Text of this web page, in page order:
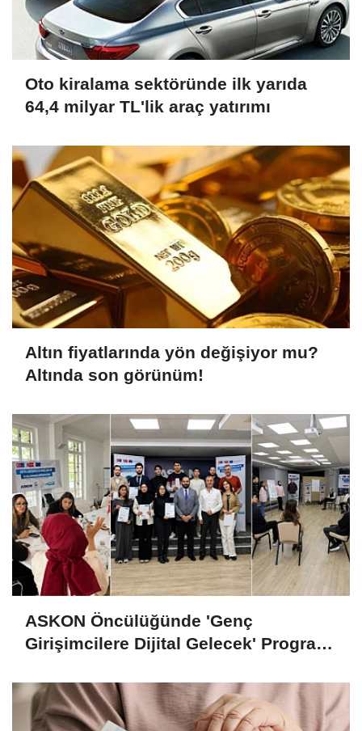
Oto kiralama sektöründe ilk yarıda
64,4 milyar TL'lik araç yatırımı
Altın fiyatlarında yön değişiyor mu?
Altında son görünüm!
ASKON Öncülüğünde 'Genç
Girişimcilere Dijital Gelecek' Programı